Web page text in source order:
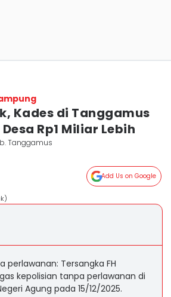
Kades di Tanggamus
Rp1 Miliar Lebih
Tanggamus
Add Us on Google
perlawanan: Tersangka FH
kepolisian tanpa perlawanan di
Agung pada 15/12/2025.